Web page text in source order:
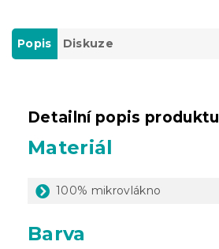
Popis Diskuze
Detailní popis produktu
Materiál
100% mikrovlákno
Barva